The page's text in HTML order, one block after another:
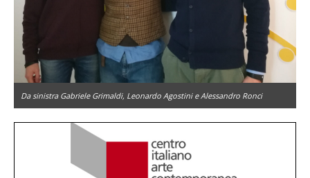
Da sinistra Gabriele Grimaldi, Leonardo Agostini e Alessandro Ronci